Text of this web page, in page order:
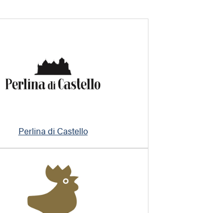
Perlina di Castello